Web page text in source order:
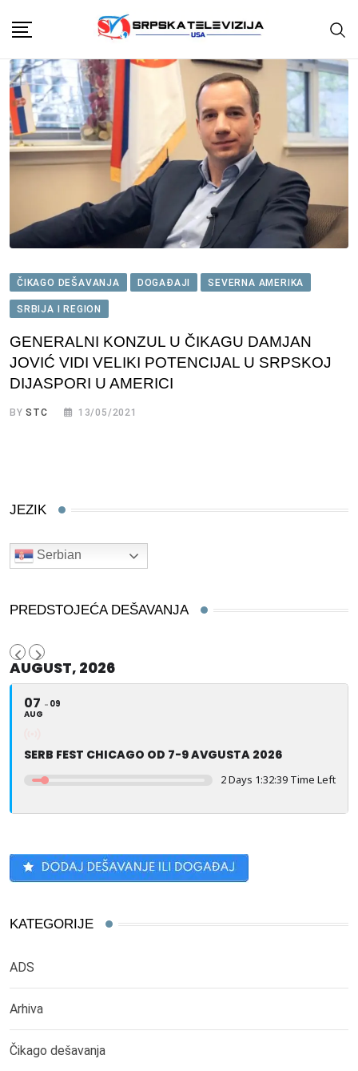
content
ČIKAGO DEŠAVANJA DOGAĐAJI SEVERNA AMERIKA
SRBIJA I REGION
GENERALNI KONZUL U ČIKAGU DAMJAN
JOVIĆ VIDI VELIKI POTENCIJAL U SRPSKOJ
DIJASPORI U AMERICI
BYSTC 13/05/2021
JEZIK
Serbian
PREDSTOJEĆA DEŠAVANJA
AUGUST, 2026
07
AUG
09
SERB FEST CHICAGO OD 7-9 AVGUSTA 2026
2 Days 1:32:39 Time Left
KATEGORIJE
ADS
Arhiva
Čikago dešavanja